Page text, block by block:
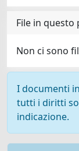
File in
Non ci sono
I documenti
tutti i diritti
indicazione.